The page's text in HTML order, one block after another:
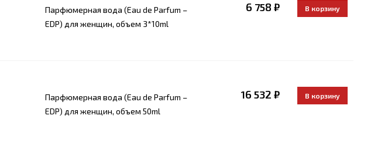
Парфюмерная вода (Eau de Parfum –
EDP) для женщин, объем 3*10ml
6 758 ₽
Парфюмерная вода (Eau de Parfum –
EDP) для женщин, объем 50ml
16 532 ₽